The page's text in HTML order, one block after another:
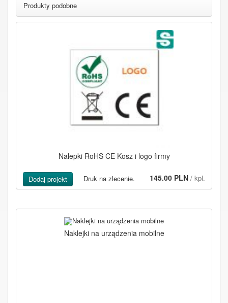
Produkty podobne
Nalepki RoHS CE Kosz i logo firmy
145.00 PLN / kpl.
Dodaj projekt Druk na zlecenie.
Naklejki na urządzenia mobilne